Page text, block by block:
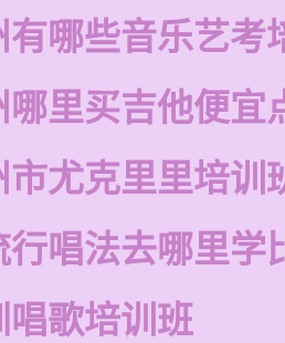
有哪些音乐艺考
哪里买吉他便宜
市尤克里里培训
行唱法去哪里学
唱歌培训班